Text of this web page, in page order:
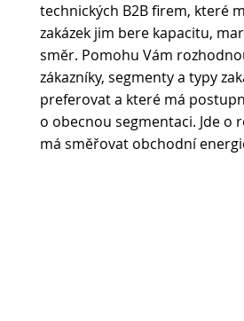
technických B2B firem, které
zakázek jim bere kapacitu,
směr. Pomohu Vám
zákazníky, segmenty a typy
preferovat a které má
o obecnou segmentaci. Jde o
má směřovat obchodní